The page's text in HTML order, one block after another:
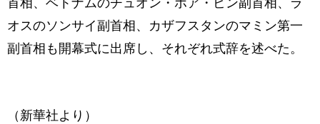
首相、ベトナムのチュオン・ホア・ビン副首相、ラ
オスのソンサイ副首相、カザフスタンのマミン第一
副首相も開幕式に出席し、それぞれ式辞を述べた。
（新華社より）